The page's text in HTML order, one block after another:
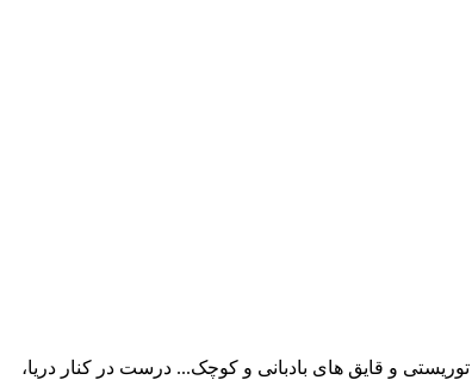
و قایق های بادبانی و کوچک... درست در کنار دریا،